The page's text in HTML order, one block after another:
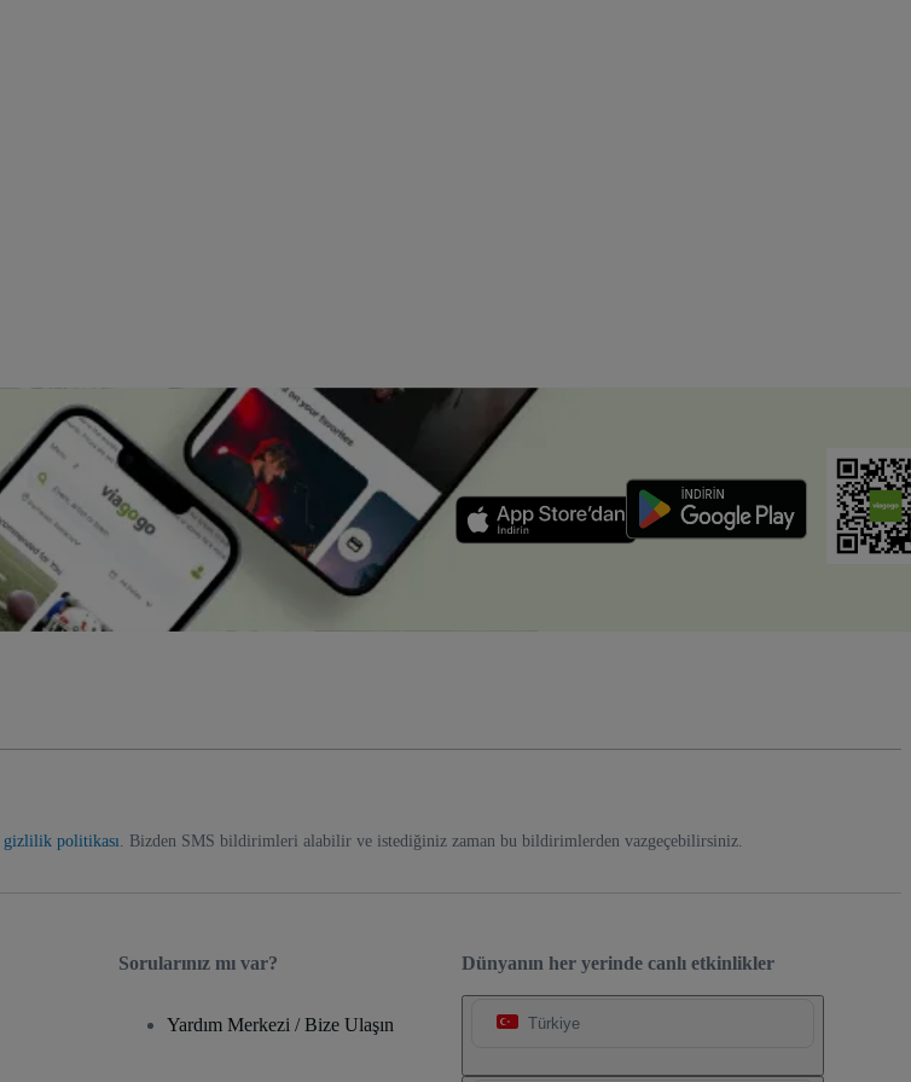
gizlilik politikası. Bizden SMS bildirimleri alabilir ve istediğiniz zaman bu bildirimlerden vazgeçebilirsiniz.
Dünyanın her yerinde canlı etkinlikler
Türkiye
Sorularınız mı var?
Yardım Merkezi / Bize Ulaşın